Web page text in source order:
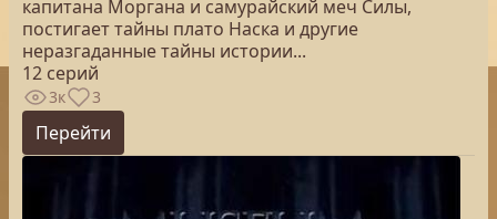
капитана Моргана и самурайский меч Силы,
постигает тайны плато Наска и другие
неразгаданные тайны истории...
12 серий
3к 3
Перейти